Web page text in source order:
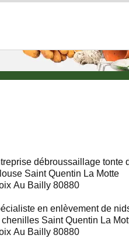
débroussaillage tonte
Saint Quentin La Motte
Au Bailly 80880
en enlèvement de
chenilles Saint Quentin La
Au Bailly 80880